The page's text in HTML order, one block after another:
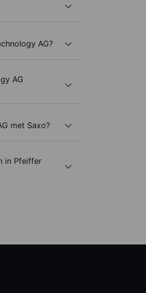
AG?
AG
met Saxo?
in Pfeiffer